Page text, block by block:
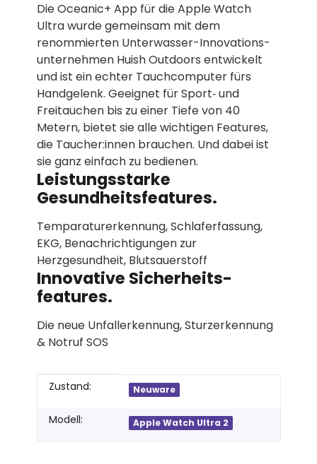
Die Oceanic+ App für die Apple Watch
Ultra wurde gemeinsam mit dem
renommierten Unter­wasser-Innovations­­
unternehmen Huish Outdoors entwickelt
und ist ein echter Tauch­computer fürs
Handgelenk. Geeignet für Sport‑ und
Freitauchen bis zu einer Tiefe von 40
Metern, bietet sie alle wichtigen Features,
die Taucher:innen brauchen. Und dabei ist
sie ganz einfach zu bedienen.
Leistungsstarke
Gesundheits­features.
Temparaturerkennung, Schlaferfassung,
EKG, Benachrich­tigungen zur
Herzgesundheit, Blutsauerstoff
Innovative Sicherheits­
features.
Die neue Unfallerkennung, Sturzerkennung
& Notruf SOS
Produkteigenschaft
Wert
Zustand: Neuware
Modell: Apple Watch Ultra 2